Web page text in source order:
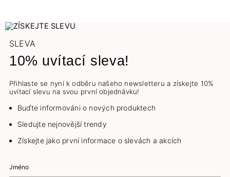
SLEVA
10% uvítací sleva!
Přihlaste se nyní k odběru našeho newsletteru a získejte 10%
uvítací slevu na svou první objednávku!
Buďte informováni o nových produktech
Sledujte nejnovější trendy
Získejte jako první informace o slevách a akcích